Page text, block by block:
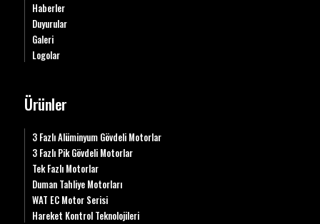
Haberler
Duyurular
Galeri
Logolar
Ürünler
3 Fazlı Alüminyum Gövdeli Motorlar
3 Fazlı Pik Gövdeli Motorlar
Tek Fazlı Motorlar
Duman Tahliye Motorları
WAT EC Motor Serisi
Hareket Kontrol Teknolojileri